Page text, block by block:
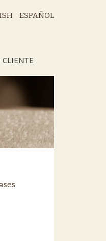
ESPAÑOL
CLIENTE